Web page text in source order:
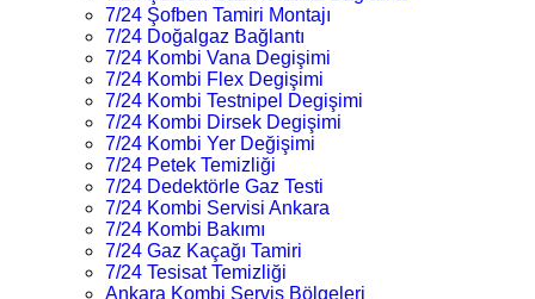
7/24 Şofben Tamiri Montajı
7/24 Doğalgaz Bağlantı
7/24 Kombi Vana Degişimi
7/24 Kombi Flex Degişimi
7/24 Kombi Testnipel Degişimi
7/24 Kombi Dirsek Degişimi
7/24 Kombi Yer Değişimi
7/24 Petek Temizliği
7/24 Dedektörle Gaz Testi
7/24 Kombi Servisi Ankara
7/24 Kombi Bakımı
7/24 Gaz Kaçağı Tamiri
7/24 Tesisat Temizliği
Ankara Kombi Servis Bölgeleri